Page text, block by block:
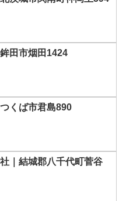
田市烟田1424
くば市君島890
｜結城郡八千代町菅谷